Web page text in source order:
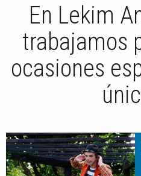
En Lekim
trabajamos
ocasiones